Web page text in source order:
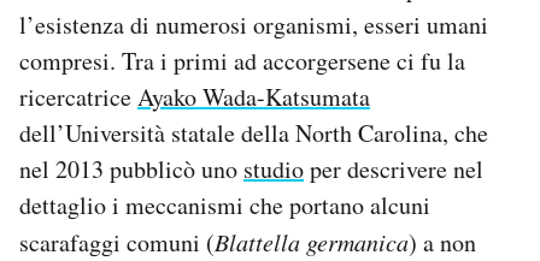
l’esistenza di numerosi organismi, esseri umani
compresi. Tra i primi ad accorgersene ci fu la
ricercatriceAyako Wada-Katsumata
dell’Università statale della North Carolina, che
nel 2013 pubblicò uno studioper descrivere nel
dettaglio i meccanismi che portano alcuni
scarafaggi comuni (Blattella germanica) a non